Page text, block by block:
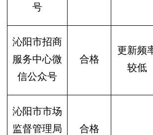
号
沁阳市招商
服务中心微
信公众号
合格
更新频
较低
沁阳市市场
监督管理局
合格